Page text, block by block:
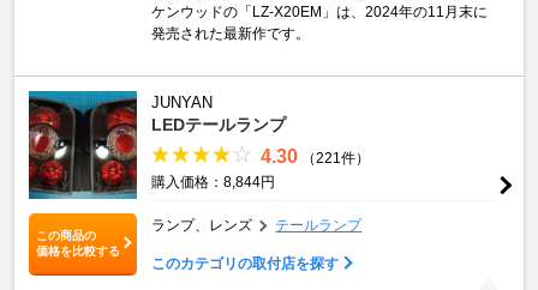
ケンウッドの「LZ-X20EM」は、2024年の11月末に
発売された最新作です。
この商品の
価格を比較する
JUNYAN
LEDテールランプ
4.30
（221件）
購入価格：8,844円
ランプ、レンズ テールランプ
このカテゴリの取付店を探す